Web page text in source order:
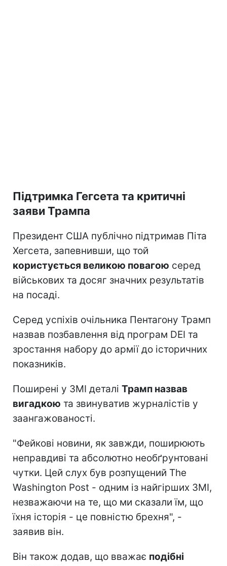
Підтримка Гегсета та критичні
заяви Трампа
Президент США публічно підтримав Піта
Хегсета, запевнивши, що той
користується великою повагою серед
військових та досяг значних результатів
на посаді.
Серед успіхів очільника Пентагону Трамп
назвав позбавлення від програм DEI та
зростання набору до армії до історичних
показників.
Поширені у ЗМІ деталі Трамп назвав
вигадкою та звинуватив журналістів у
заангажованості.
"Фейкові новини, як завжди, поширюють
неправдиві та абсолютно необґрунтовані
чутки. Цей слух був розпущений The
Washington Post - одним із найгірших ЗМІ,
незважаючи на те, що ми сказали їм, що
їхня історія - це повністю брехня", -
заявив він.
Він також додав, що вважає подібні